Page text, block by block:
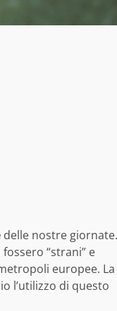
delle nostre giornate.
“strani” e
europee. La
l’utilizzo di questo